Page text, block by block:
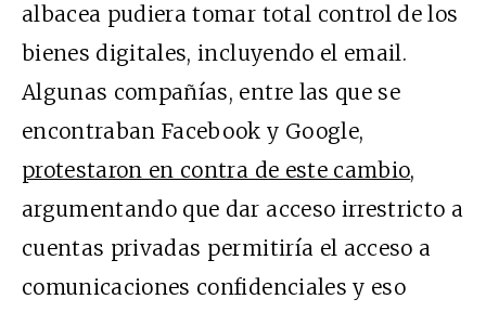
albacea pudiera tomar total control de los
bienes digitales, incluyendo el email.
Algunas compañías, entre las que se
encontraban Facebook y Google,
protestaron en contra de este cambio,
argumentando que dar acceso irrestricto a
cuentas privadas permitiría el acceso a
comunicaciones confidenciales y eso